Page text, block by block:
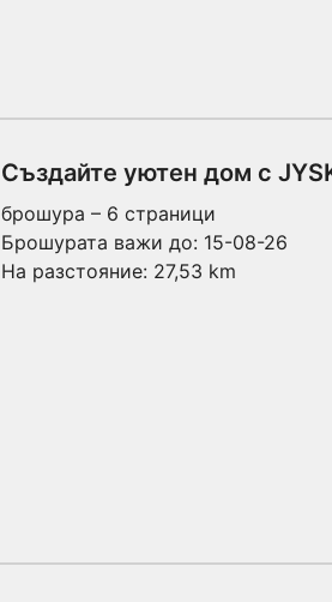
Създайте уютен дом с
брошура – 6 страници
Брошурата важи до: 15-08-26
На разстояние: 27,53 km